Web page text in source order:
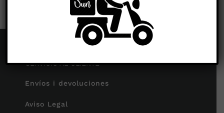
SERVICIO AL CLIENTE
Envíos i devoluciones
Aviso Legal